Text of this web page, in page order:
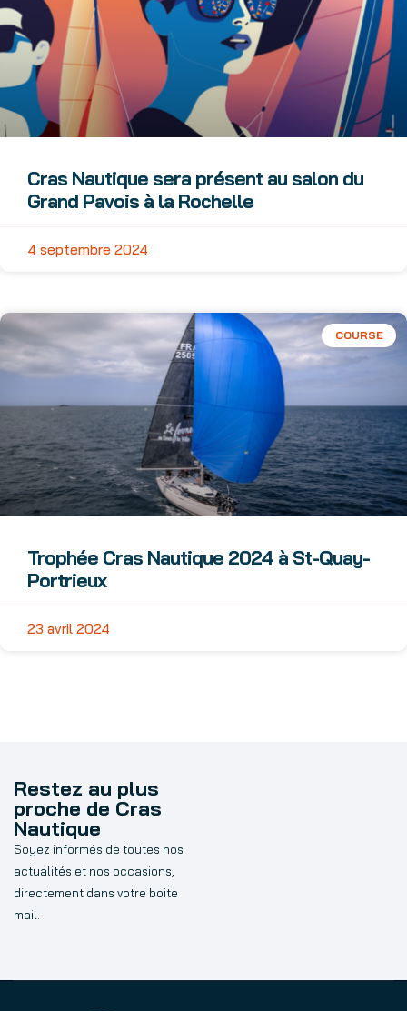
Cras Nautique sera présent au salon du
Grand Pavois à la Rochelle
4 septembre 2024
COURSE
Trophée Cras Nautique 2024 à St-Quay-
Portrieux
23 avril 2024
Restez au plus
proche de Cras
Nautique
Soyez informés de toutes nos
actualités et nos occasions,
directement dans votre boite
mail.